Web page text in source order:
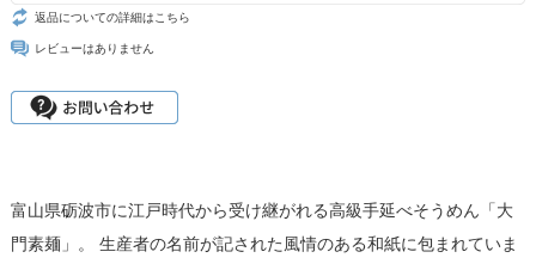
返品についての詳細はこちら
レビューはありません
富山県砺波市に江戸時代から受け継がれる高級手延べそうめん「大
門素麺」。 生産者の名前が記された風情のある和紙に包まれていま